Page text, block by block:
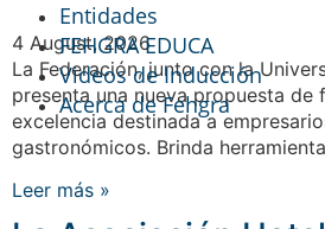
Entidades
FEHGRA EDUCA
Videos de Inducción
Acerca de Fehgra
4 August, 2026
La Federación, junto con la
presenta una nueva propuesta de
excelencia destinada a
gastronómicos. Brinda
Leer más »